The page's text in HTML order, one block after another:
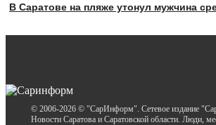
В Саратове на пляже утонул мужчина
© 2006-2026 © "СарИнформ". Сетевое издание
Новости Саратова и Саратовской области. Люди,